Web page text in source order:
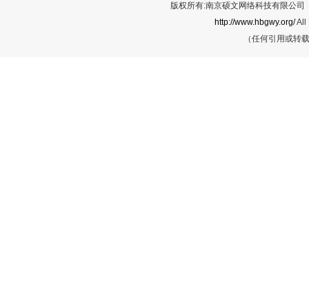
版权所有:南京硕文网络科技有限公
http://www.hbgwy.org/All
（任何引用或转